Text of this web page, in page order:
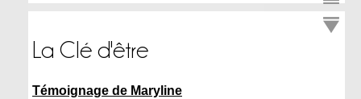
La Clé d'être
Témoignage de Maryline